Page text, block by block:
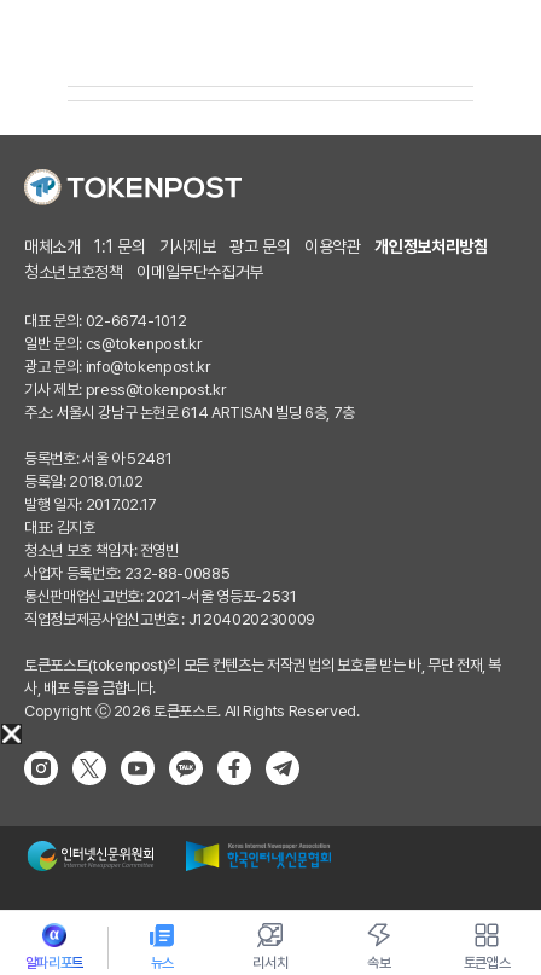
알파리포트 뉴스 리서치 속보 토큰앱스
매체소개 1:1 문의 기사제보 광고 문의 이용약관
개인정보처리방침
청소년보호정책
이메일무단수집거부
대표 문의: 02-6674-1012
일반 문의: cs@tokenpost.kr
광고 문의: info@tokenpost.kr
기사 제보: press@tokenpost.kr
주소: 서울시 강남구 논현로 614 ARTISAN 빌딩 6층, 7층
등록번호: 서울 아 52481
등록일: 2018.01.02
발행 일자: 2017.02.17
대표: 김지호
청소년 보호 책임자: 전영빈
사업자 등록번호: 232-88-00885
통신판매업신고번호: 2021-서울 영등포-2531
직업정보제공사업신고번호 : J1204020230009
토큰포스트(tokenpost)의 모든 컨텐츠는 저작권 법의 보호를 받는 바, 무단 전재, 복
사, 배포 등을 금합니다.
Copyright ⓒ 2026 토큰포스트. All Rights Reserved.